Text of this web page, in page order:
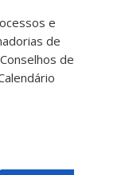
e
de
de